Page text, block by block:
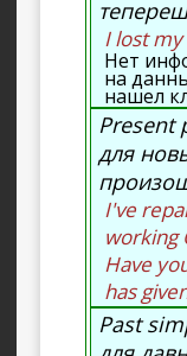
I lost
Нет
на
нашел
Present
для
I've
working
Have
has
Past